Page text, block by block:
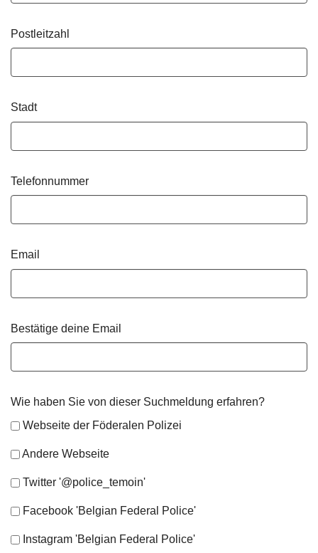
Postleitzahl
Stadt
Telefonnummer
Email
Bestätige deine Email
Wie haben Sie von dieser Suchmeldung erfahren?
Webseite der Föderalen Polizei
Andere Webseite
Twitter '@police_temoin'
Facebook 'Belgian Federal Police'
Instagram 'Belgian Federal Police'